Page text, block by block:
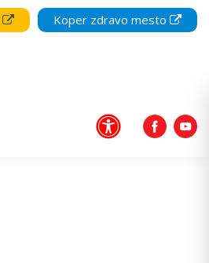
Koper zdravo mesto